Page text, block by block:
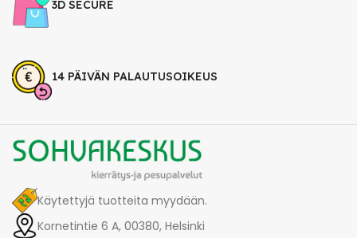
3D SECURE
14 PÄIVÄN PALAUTUSOIKEUS
Käytettyjä tuotteita myydään.
Kornetintie 6 A, 00380, Helsinki